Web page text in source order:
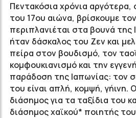
Πεντακόσια χρόνια
του 17ου αιώνα, βρίσκουμε
περιπλανιέται στα βουνά
ήταν δάσκαλος του Ζεν και
πείρα στον βουδισμό, τον
κομφουκιανισμό και την
παράδοση της Ιαπωνίας: τον
του είναι απλή, κομψή, γήινη.
διάσημος για τα ταξίδια του
διάσημος χαϊκού* ποιητής